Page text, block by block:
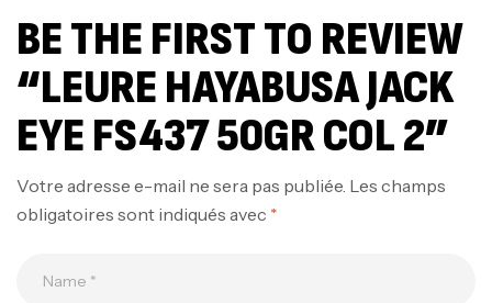
BE THE FIRST TO REVIEW
“LEURE HAYABUSA JACK
EYE FS437 50GR COL 2”
Votre adresse e-mail ne sera pas publiée. Les champs
obligatoires sont indiqués avec *